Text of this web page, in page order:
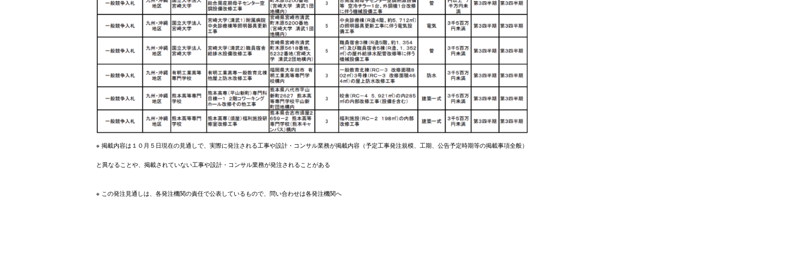
※ 掲載内容は１０月５日現在の見通しで、実際に発注される工事や設計・コンサル業務が掲載内容（予定工事発注規模、工期、公告予定時期等の掲載事項全般）
と異なることや、掲載されていない工事や設計・コンサル業務が発注されることがある
※ この発注見通しは、各発注機関の責任で公表しているもので、問い合わせは各発注機関へ